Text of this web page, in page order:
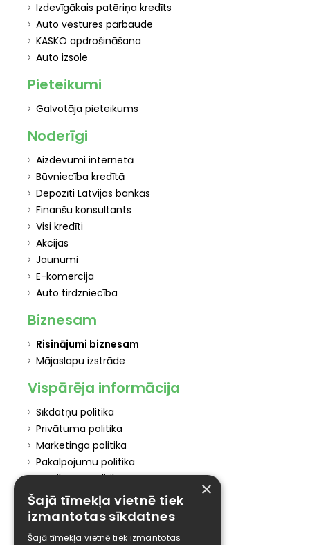
Izdevīgākais patēriņa kredīts
Auto vēstures pārbaude
KASKO apdrošināšana
Auto izsole
Pieteikumi
Galvotāja pieteikums
Noderīgi
Aizdevumi internetā
Būvniecība kredītā
Depozīti Latvijas bankās
Finanšu konsultants
Visi kredīti
Akcijas
Jaunumi
E-komercija
Auto tirdzniecība
Biznesam
Risinājumi biznesam
Mājaslapu izstrāde
Vispārēja informācija
Sīkdatņu politika
Privātuma politika
Marketinga politika
Pakalpojumu politika
Atteikuma politika
Atteikties no mārketinga
Elīzings
×
Šajā tīmekļa vietnē tiek
izmantotas sīkdatnes
Šajā tīmekļa vietnē tiek izmantotas